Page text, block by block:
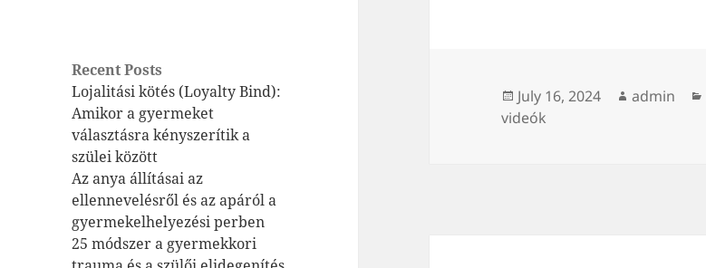
Recent Posts
Lojalitási kötés (Loyalty Bind):
Amikor a gyermeket
választásra kényszerítik a
szülei között
Az anya állításai az
ellennevelésről és az apáról a
gyermekelhelyezési perben
25 módszer a gyermekkori
Posted
on
July 16, 2024 Author
admin
videók